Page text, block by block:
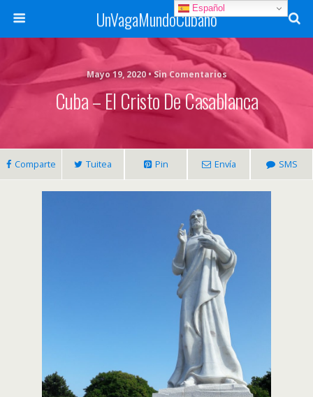
UnVagaMundoCubano
Mayo 19, 2020 • Sin Comentarios
Cuba – El Cristo De Casablanca
Comparte Tuitea Pin Envía SMS
Español